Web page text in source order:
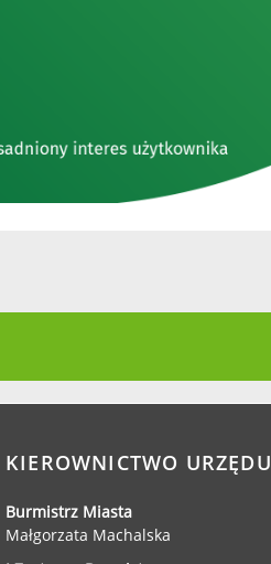
KIEROWNICTWO URZĘDU
Burmistrz Miasta
Małgorzata Machalska